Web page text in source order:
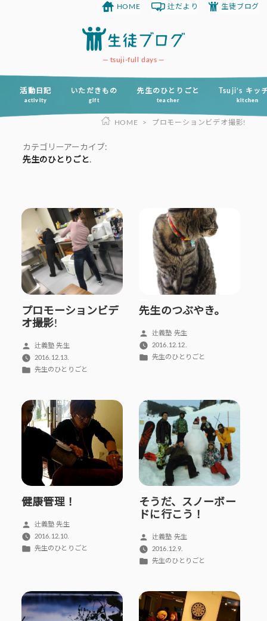
ツ
tsuji-full days
活動日記
activity
いただきもの
gift
先生のひとりごと
teacher
Tsuji’s キッ
kitchen
HOME 辻だより 生徒ブログ
HOME > プロモーションビデオ撮影!
カテゴリーアーカイブ:
先生のひとりごと
プロモーションビデ
オ撮影!
投
稿
者:
辻義塾 先生
2016.12.13.
カ
リ
ー:
先生のひとりごと
先生のつぶやき。
投
稿
者:
辻義塾 先生
2016.12.12.
カ
ー:
先生のひとりごと
健康管理！
投
稿
者:
辻義塾 先生
2016.12.10.
カ
ー:
先生のひとりごと
そうだ、スノーボー
ドに行こう！
投
稿
者:
辻義塾 先生
2016.12.9.
カ
リ
ー:
先生のひとりごと